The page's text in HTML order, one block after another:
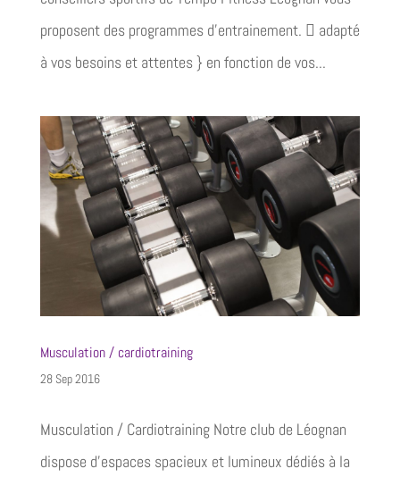
proposent des programmes d’entrainement.  adapté
à vos besoins et attentes } en fonction de vos...
Musculation / cardiotraining
28 Sep 2016
Musculation / Cardiotraining Notre club de Léognan
dispose d’espaces spacieux et lumineux dédiés à la